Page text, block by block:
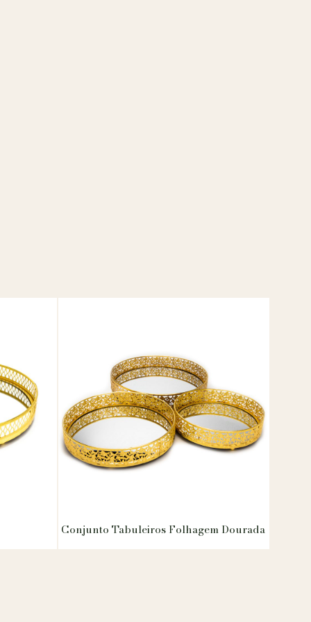
Conjunto Tabuleiros Folhagem Dourada